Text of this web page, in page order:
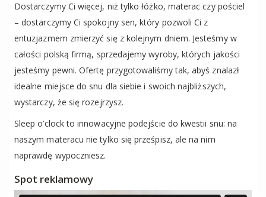
Dostarczymy Ci więcej, niż tylko łóżko, materac czy pościel
– dostarczymy Ci spokojny sen, który pozwoli Ci z
entuzjazmem zmierzyć się z kolejnym dniem. Jesteśmy w
całości polską firmą, sprzedajemy wyroby, których jakości
jesteśmy pewni. Ofertę przygotowaliśmy tak, abyś znalazł
idealne miejsce do snu dla siebie i swoich najbliższych,
wystarczy, że się rozejrzysz.
Sleep o’clock to innowacyjne podejście do kwestii snu: na
naszym materacu nie tylko się prześpisz, ale na nim
naprawdę wypoczniesz.
Spot reklamowy